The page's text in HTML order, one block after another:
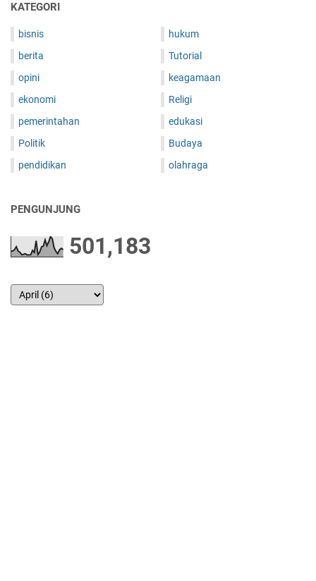
KATEGORI
bisnis
berita
opini
ekonomi
pemerintahan
Politik
pendidikan
hukum
Tutorial
keagamaan
Religi
edukasi
Budaya
olahraga
PENGUNJUNG
501,183